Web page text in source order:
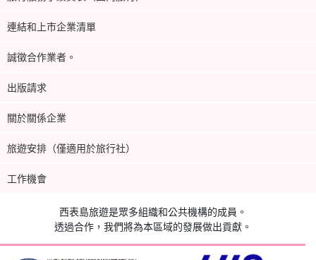
連結和上市企業清單
誠徵合作業者。
出版請求
關於關係企業
旅遊安排（僅適用於旅行社）
工作機會
西表島旅遊是眾多組織和公共機構的成員。
透過合作，我們將為本區域的發展做出貢獻。